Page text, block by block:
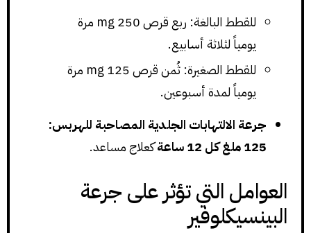
للقطط البالغة: ربع قرص 250 mg مرة
يومياً لثلاثة أسابيع.
للقطط الصغيرة: ثُمن قرص 125 mg مرة
يومياً لمدة أسبوعين.
جرعة الالتهابات الجلدية المصاحبة للهربس:
125 ملغ كل 12 ساعة
كعلاج مساعد.
العوامل التي تؤثر على جرعة
البينسيكلوفير